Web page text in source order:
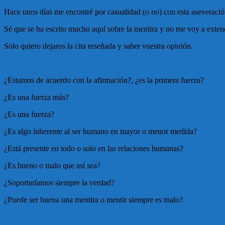
Hace unos días me encontré por casualidad (o no) con esta
Sé que se ha escrito mucho aquí sobre la mentira y no me voy a
Solo quiero dejaros la cita reseñada y saber vuestra opinión.
¿Estamos de acuerdo con la afirmación?, ¿es la primera fuerza?
¿Es una fuerza más?
¿Es una fuerza?
¿Es algo inherente al ser humano en mayor o menor medida?
¿Está presente en todo o solo en las relaciones humanas?
¿Es bueno o malo que así sea?
¿Soportaríamos siempre la verdad?
¿Puede ser buena una mentira o mentir siempre es malo?